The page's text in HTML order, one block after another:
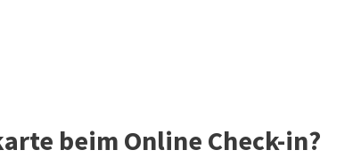
beim Online Check-in?